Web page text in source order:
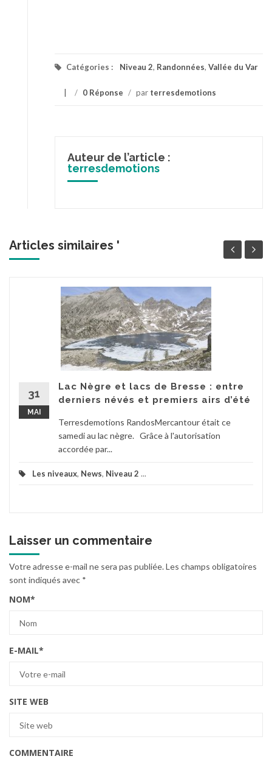
Catégories : Niveau 2, Randonnées, Vallée du Var
/ 0 Réponse / par terresdemotions
Auteur de l’article :
terresdemotions
Articles similaires '
31
MAI
Lac Nègre et lacs de Bresse : entre
derniers névés et premiers airs d’été
Terresdemotions RandosMercantour était ce
samedi au lac nègre. Grâce à l'autorisation
accordée par...
Les niveaux, News, Niveau 2 ...
Laisser un commentaire
Votre adresse e-mail ne sera pas publiée.Les champs obligatoires
sont indiqués avec *
NOM*
E-MAIL*
SITE WEB
COMMENTAIRE